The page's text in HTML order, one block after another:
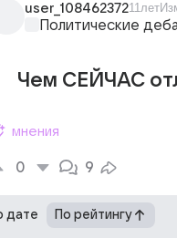
user_10846237211лет
Политические
Чем СЕЙЧАС
мнения
0 9
дате По рейтингу